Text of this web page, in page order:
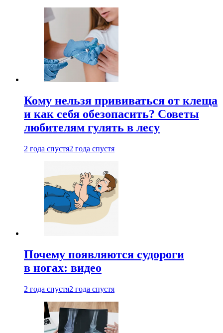
Кому нельзя прививаться от клеща
и как себя обезопасить? Советы
любителям гулять в лесу
2 года спустя2 года спустя
Почему появляются судороги
в ногах: видео
2 года спустя2 года спустя